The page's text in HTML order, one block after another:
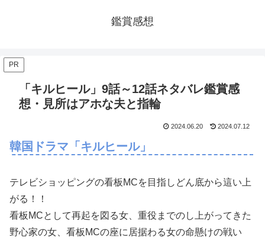
鑑賞感想
PR
「キルヒール」9話～12話ネタバレ鑑賞感
想・見所はアホな夫と指輪
2024.06.20 2024.07.12
韓国ドラマ「キルヒール」
テレビショッピングの看板MCを目指しどん底から這い上
がる！！
看板MCとして再起を図る女、重役までのし上がってきた
野心家の女、看板MCの座に居据わる女の命懸けの戦い